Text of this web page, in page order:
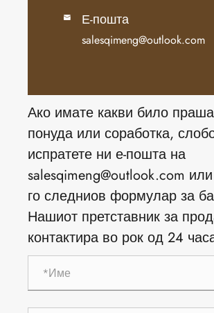
 Е-пошта
salesqimeng@outlook.com
Ако имате какви било
понуда или соработка,
испратете ни е-пошта на
salesqimeng@outlook.com
го следниов формулар за
Нашиот претставник за
контактира во рок од 24